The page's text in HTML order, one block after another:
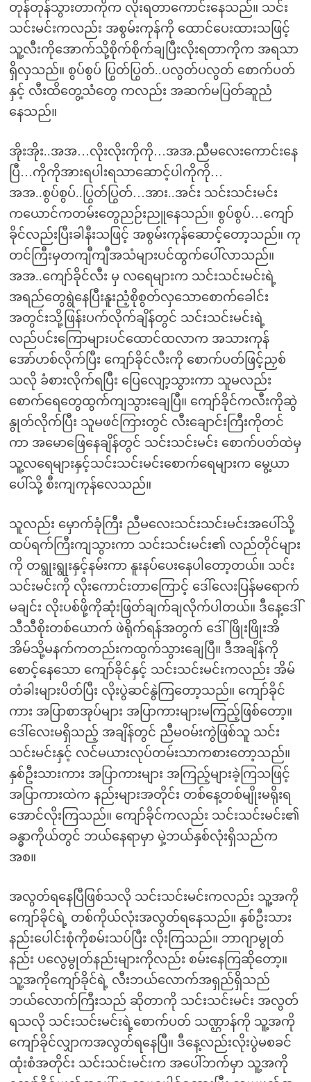
တုန်တုန်သွားတာကိုက လိုးရတာကောင်းနေသည်။ သင်း
သင်းမင်းကလည်း အစွမ်းကုန်ကို ထောင်ပေးထားသဖြင့်
သူ့လီးကိုအောက်သို့စိုက်စိုက်ချပြီးလိုးရတာကိုက အရသာ
ရှိလှသည်။ စွပ်စွပ် ပြွတ်ပြွတ်..ပလွတ်ပလွတ် စောက်ပတ်
နှင့် လီးထိတွေ့သံတွေ ကလည်း အဆက်မပြတ်ဆူညံ
နေသည်။
အိုးအိုး..အအ…လိုးလိုးကိုကို…အအ.ညီမလေးကောင်းနေ
ပြီ…ကိုကိုအားရပါးရသာဆောင့်ပါကိုကို…
အအ..စွပ်စွပ်..ပြွတ်ပြွတ်…အား..အင်း သင်းသင်းမင်း
ကယောင်ကတမ်းတွေညဉ်းညူနေသည်။ စွပ်စွပ်…ကျော်
ခိုင်လည်းပြီးခါနီးသဖြင့် အစွမ်းကုန်ဆောင့်တော့သည်။ ကု
တင်ကြီးမှတကျီကျီအသံများပင်ထွက်ပေါ်လာသည်။
အအ..ကျော်ခိုင်လီး မှ လရေများက သင်းသင်းမင်းရဲ့
အရည်တွေရွဲနေပြီးနူးညံ့စိုစွတ်လှသောစောက်ခေါင်း
အတွင်းသို့ဖြန်းပက်လိုက်ချိန်တွင် သင်းသင်းမင်းရဲ့
လည်ပင်းကြောများပင်ထောင်ထလာက အသားကုန်
အော်ဟစ်လိုက်ပြီး ကျော်ခိုင်လီးကို စောက်ပတ်ဖြင့်ညှစ်
သလို ခံစားလိုက်ရပြီး ပြေလျော့သွားကာ သူမလည်း
စောက်ရေတွေထွက်ကျသွားချေပြီ။ ကျော်ခိုင်ကလီးကိုဆွဲ
နွုတ်လိုက်ပြီး သူမဖင်ကြားတွင် လီးချောင်းကြီးကိုတင်
ကာ အမောဖြေနေချိန်တွင် သင်းသင်းမင်း စောက်ပတ်ထဲမှ
သူ့လရေများနှင့်သင်းသင်းမင်းစောက်ရေများက မွေ့ယာ
ပေါ်သို့ စီးကျကုန်လေသည်။
သူလည်း မှောက်ခုံကြီး ညီမလေးသင်းသင်းမင်းအပေါ်သို့
ထပ်ရက်ကြီးကျသွားကာ သင်းသင်းမင်း၏ လည်တိုင်များ
ကို တရွုးရွုးနှင့်နမ်းကာ နူးနပ်ပေးနေပါတော့တယ်။ သင်း
သင်းမင်းကို လိုးကောင်းတာကြောင့် ဒေါ်လေးပြန်မရောက်
မချင်း လိုးပစ်ဖို့ကိုဆုံးဖြတ်ချက်ချလိုက်ပါတယ်။ ဒီနေ့ဒေါ်
သီသီစိုးတစ်ယောက် ဖဲရိုက်ရန်အတွက် ဒေါ်ဖြိုးဖြိုးအိ
အိမ်သို့မနက်ကတည်းကထွက်သွားချေပြီ။ ဒီအချိန်ကို
စောင့်နေသော ကျော်ခိုင်နှင့် သင်းသင်းမင်းကလည်း အိမ်
တံခါးများပိတ်ပြီး လိုးပွဲဆင်နွဲကြတော့သည်။ ကျော်ခိုင်
ကား အပြာစာအုပ်များ အပြာကားများမကြည့်ဖြစ်တော့။
ဒေါ်လေးမရှိသည့် အချိန်တွင် ညီမဝမ်းကွဲဖြစ်သူ သင်း
သင်းမင်းနှင့် လင်မယားလုပ်တမ်းသာကစားတော့သည်။
နှစ်ဦးသားကား အပြာကားများ အကြည့်များခဲ့ကြသဖြင့်
အပြာကားထဲက နည်းများအတိုင်း တစ်နေ့တစ်မျိုးမရိုးရ
အောင်လိုးကြသည်။ ကျော်ခိုင်ကလည်း သင်းသင်းမင်း၏
ခန္ဓာကိုယ်တွင် ဘယ်နေရာမှာ မှဲ့ဘယ်နှစ်လုံးရှိသည်က
အစ။
အလွတ်ရနေပြီဖြစ်သလို သင်းသင်းမင်းကလည်း သူ့အကို
ကျော်ခိုင်ရဲ့ တစ်ကိုယ်လုံးအလွတ်ရနေသည်။ နှစ်ဦးသား
နည်းပေါင်းစုံကိုစမ်းသပ်ပြီး လိုးကြသည်။ ဘာဂျာမွုတ်
နည်း ပလွေမွုတ်နည်းများကိုလည်း စမ်းနေကြဆိုတော့။
သူ့အကိုကျော်ခိုင်ရဲ့ လီးဘယ်လောက်အရှည်ရှိသည်
ဘယ်လောက်ကြီးသည် ဆိုတာကို သင်းသင်းမင်း အလွတ်
ရသလို သင်းသင်းမင်းရဲ့စောက်ပတ် သဏ္ဌာန်ကို သူ့အကို
ကျော်ခိုင်လျှာကအလွတ်ရနေပြီ။ ဒီနေ့လည်းလိုးပွဲမစခင်
ထုံးစံအတိုင်း သင်းသင်းမင်းက အပေါ်ဘက်မှာ သူ့အကို